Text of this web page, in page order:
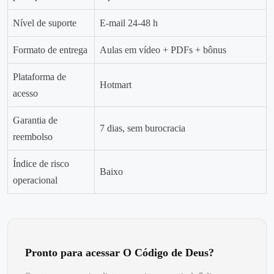
Nível de suporte E‑mail 24‑48 h
Formato de entrega Aulas em vídeo + PDFs + bônus
Plataforma de
acesso
Hotmart
Garantia de
reembolso
7 dias, sem burocracia
Índice de risco
operacional
Baixo
Pronto para acessar O Código de Deus?